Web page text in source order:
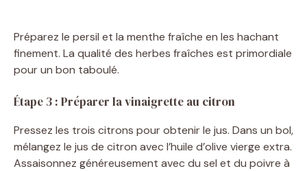
Préparez le persil et la menthe fraîche en les hachant
finement. La qualité des herbes fraîches est primordiale
pour un bon taboulé.
Étape 3 : Préparer la vinaigrette au citron
Pressez les trois citrons pour obtenir le jus. Dans un bol,
mélangez le jus de citron avec l’huile d’olive vierge extra.
Assaisonnez généreusement avec du sel et du poivre à